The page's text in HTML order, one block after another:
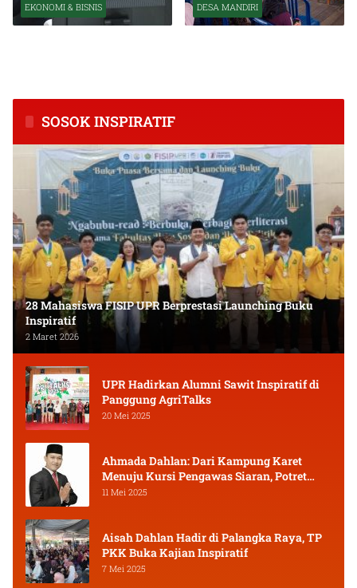
EKONOMI & BISNIS DESA MANDIRI
SOSOK INSPIRATIF
28 Mahasiswa FISIP UPR Berprestasi Launching Buku
Inspiratif
2 Maret 2026
UPR Hadirkan Alumni Sawit Inspiratif di
Panggung AgriTalks
20 Mei 2025
Ahmada Dahlan: Dari Kampung Karet
Menuju Kursi Pengawas Siaran, Potret
Pejuang Muda Kalimantan Tengah
11 Mei 2025
Aisah Dahlan Hadir di Palangka Raya, TP
PKK Buka Kajian Inspiratif
7 Mei 2025